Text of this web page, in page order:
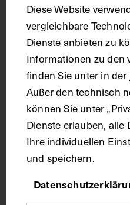
Maße
Objektmaß 52 x 46 x 54
verschlossenen Zustand
Kurzbeschreibung
unteren Seite der Leber
Diese Website
vergleichbare
Dienste anbieten zu
Informationen zu den
finden Sie unter in
Außer den technisch
können Sie unter
Dienste erlauben, alle
Ihre individuellen
und speichern.